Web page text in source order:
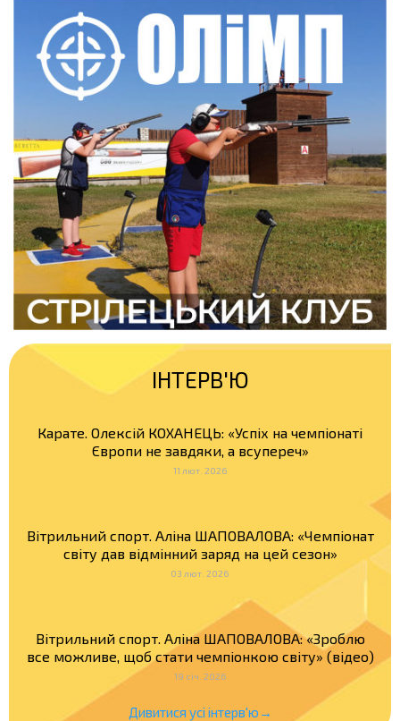
ІНТЕРВ'Ю
Карате. Олексій КОХАНЕЦЬ: «Успіх на чемпіонаті
Європи не завдяки, а всупереч»
11 лют. 2026
Вітрильний спорт. Аліна ШАПОВАЛОВА: «Чемпіонат
світу дав відмінний заряд на цей сезон»
03 лют. 2026
Вітрильний спорт. Аліна ШАПОВАЛОВА: «Зроблю
все можливе, щоб стати чемпіонкою світу» (відео)
19 січ. 2026
Дивитися усі інтерв'ю→